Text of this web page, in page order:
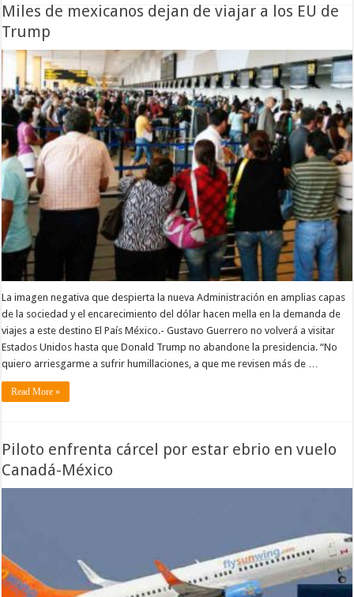
Miles de mexicanos dejan de viajar a los EU de
Trump
La imagen negativa que despierta la nueva Administración en amplias capas
de la sociedad y el encarecimiento del dólar hacen mella en la demanda de
viajes a este destino El País México.- Gustavo Guerrero no volverá a visitar
Estados Unidos hasta que Donald Trump no abandone la presidencia. “No
quiero arriesgarme a sufrir humillaciones, a que me revisen más de …
Read More »
Piloto enfrenta cárcel por estar ebrio en vuelo
Canadá-México